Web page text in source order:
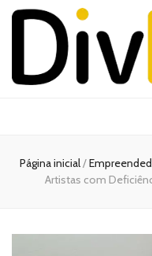
Página inicial/
Artistas com